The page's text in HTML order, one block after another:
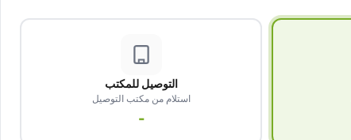
التوصيل للمكتب
استلام من مكتب التوصيل
-